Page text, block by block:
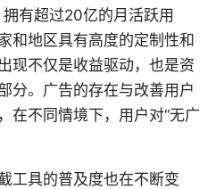
有超过20亿的月活跃用
和地区具有高度的定制性和
现不仅是收益驱动，也是资
分。广告的存在与改善用户
在不同情境下，用户对“无广
工具的普及度也在不断变